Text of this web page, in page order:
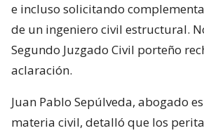
e incluso solicitando
de un ingeniero civil estructural.
Segundo Juzgado Civil porteño
aclaración.
Juan Pablo Sepúlveda, abogado
materia civil, detalló que los